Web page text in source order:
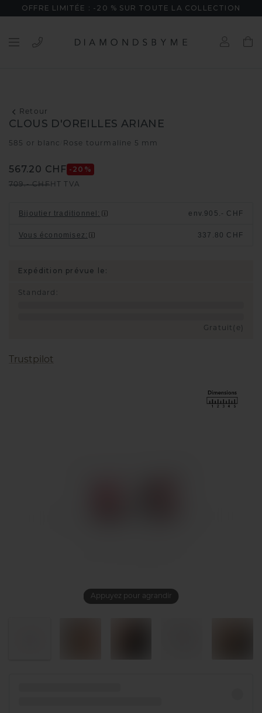
OFFRE LIMITÉE : -20 % SUR TOUTE LA COLLECTION
Retour
Appuyez pour agrandir
CLOUS D'OREILLES ARIANE
585 or blanc Rose tourmaline 5 mm
567.20 CHF -20 %
709.- CHFHT TVA
Bijoutier traditionnel : env. 905.- CHF
Vous économisez : 337.80 CHF
Expédition prévue le:
Standard :
Gratuit(e)
Trustpilot